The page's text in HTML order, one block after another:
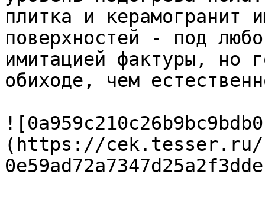
плитка и керамогранит
поверхностей - под
имитацией фактуры, но
обиходе, чем
(https://cek.tesser.ru/